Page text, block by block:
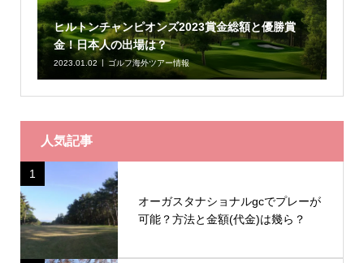
ヒルトンチャンピオンズ2023賞金総額と優勝賞
金！日本人の出場は？
2023.01.02 ゴルフ海外ツアー情報
人気記事
1
オーガスタナショナルgcでプレーが
可能？方法と金額(代金)は幾ら？